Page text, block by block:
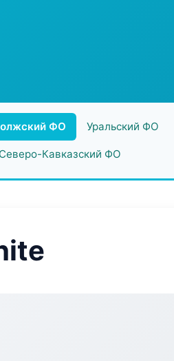
ФО Уральский ФО
Северо-Кавказский ФО